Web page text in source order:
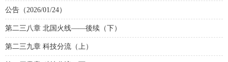
公告（2026/01/24）
第二三八章 北国火线——後续（下）
第二三九章 科技分流（上）